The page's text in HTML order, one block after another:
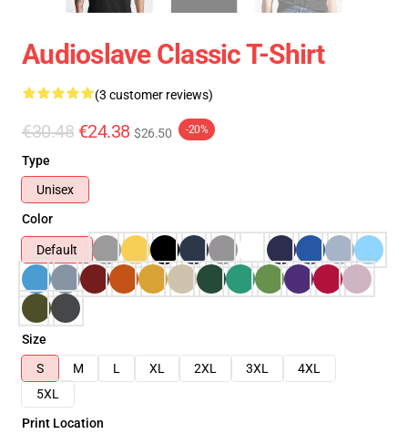
Audioslave Classic T-Shirt
(3 customer reviews)
€30.48 €24.38 $26.50 -20%
Type
Unisex
Color
Default
Size
S
M L XL 2XL 3XL
4XL
5XL
Print Location